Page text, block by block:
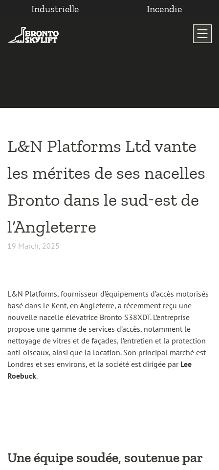
contenu
Industrielle Incendie
L&N Platforms Ltd vante
les mérites de ses nacelles
Bronto dans le sud-est de
l’Angleterre
19 March, 2025
L&N Platforms, fournisseur d’équipements d’accès motorisés
basé dans le Kent, en Angleterre, a récemment reçu une
nouvelle nacelle élévatrice Bronto S38XDT. L’entreprise
propose une gamme de services d’accès, notamment le
nettoyage de vitres et de façades, l’entretien et la protection
anti-oiseaux, ainsi que la location. Son principal marché est
Londres et ses environs, et la société est dirigée par Lee
Roebuck.
Une équipe soudée, soutenue par